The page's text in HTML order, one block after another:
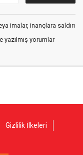
imalar, inançlara saldırı
yazılmış yorumlar
Gizlilik İlkeleri